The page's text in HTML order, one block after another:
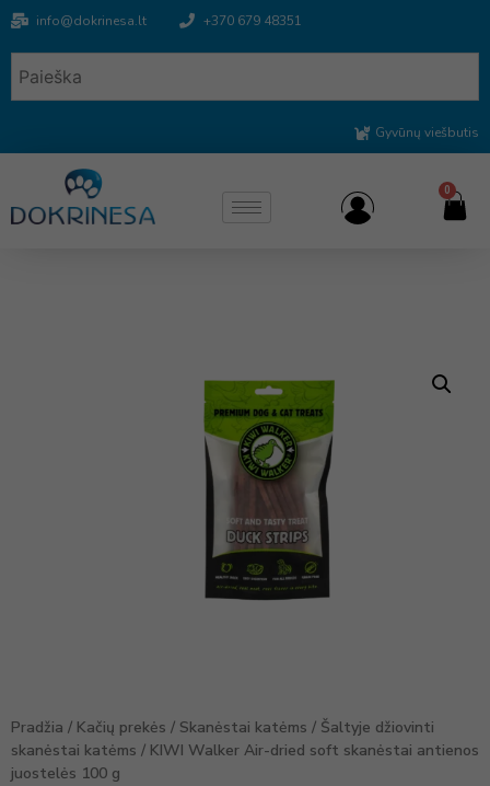
info@dokrinesa.lt +370 679 48351
Gyvūnų viešbutis
0
Pradžia / Kačių prekės / Skanėstai katėms / Šaltyje džiovinti
skanėstai katėms / KIWI Walker Air-dried soft skanėstai antienos
juostelės 100 g